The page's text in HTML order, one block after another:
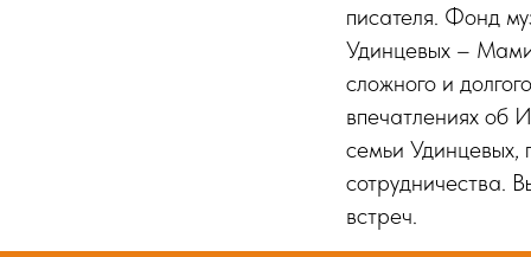
писателя. Фонд
Удинцевых –
сложного и
впечатлениях об
семьи
сотрудничества.
встреч.